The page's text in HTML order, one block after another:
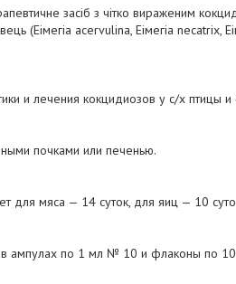
засіб з чітко вираженим
(Еімегіа acervulіna, Еімегіа necatrіx,
и лечения кокцидиозов у с/х птицы и
почками или печенью.
для мяса — 14 суток, для яиц — 10
в ампулах по 1 мл № 10 и флаконы по